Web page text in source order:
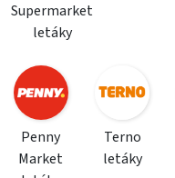
Supermarket
letáky
Penny
Market
Terno
letáky